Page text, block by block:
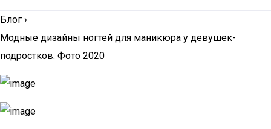
Блог ›
Модные дизайны ногтей для маникюра у девушек-
подростков. Фото 2020